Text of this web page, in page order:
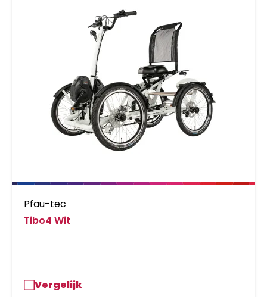
details met het kleine ROECKL SPORTS-logo op
het polsstuk. De ISEO is net zoals alle andere
modellen wasbaar op 30 ° Celsius. Backhand:
Micro Mesh + bedrukt Poly Lycra Palmhand:
DURASENSE Kenmerken: COMFORT-
INNOVATIE, ERGONOMISCHE CUT, PULL OFF-
SYSTEEM, XRD®-technologie, AIR-FLOW-
SYSTEEM, ALL-WEATHER-GRIP, reflecterende
details, badstof duim.
Pfau-tec
Tibo4 Wit
Vergelijk